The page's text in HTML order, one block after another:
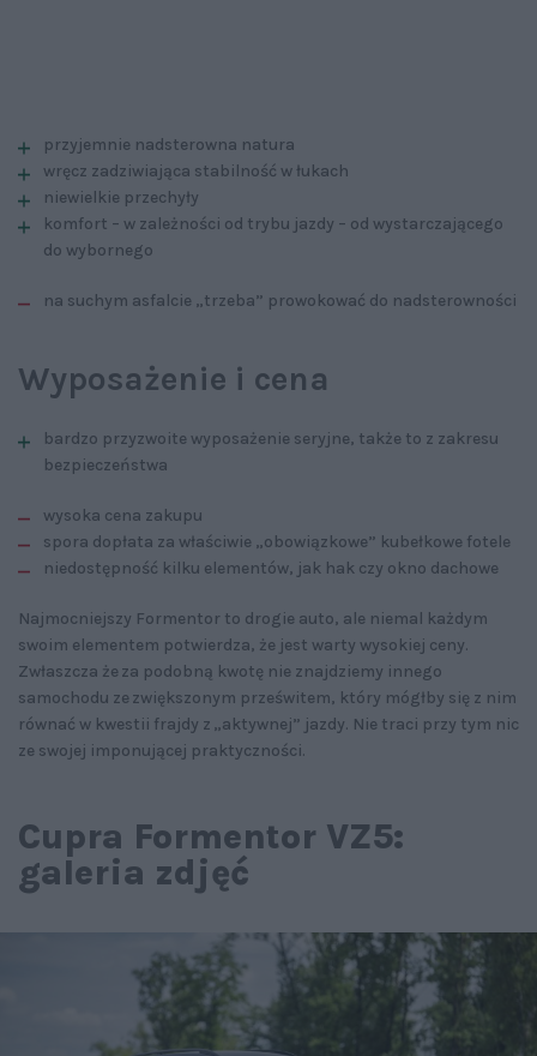
przyjemnie nadsterowna natura
wręcz zadziwiająca stabilność w łukach
niewielkie przechyły
komfort – w zależności od trybu jazdy – od wystarczającego
do wybornego
na suchym asfalcie „trzeba” prowokować do nadsterowności
Wyposażenie i cena
bardzo przyzwoite wyposażenie seryjne, także to z zakresu
bezpieczeństwa
wysoka cena zakupu
spora dopłata za właściwie „obowiązkowe” kubełkowe fotele
niedostępność kilku elementów, jak hak czy okno dachowe
Najmocniejszy Formentor to drogie auto, ale niemal każdym
swoim elementem potwierdza, że jest warty wysokiej ceny.
Zwłaszcza że za podobną kwotę nie znajdziemy innego
samochodu ze zwiększonym prześwitem, który mógłby się z nim
równać w kwestii frajdy z „aktywnej” jazdy. Nie traci przy tym nic
ze swojej imponującej praktyczności.
Cupra Formentor VZ5:
galeria zdjęć